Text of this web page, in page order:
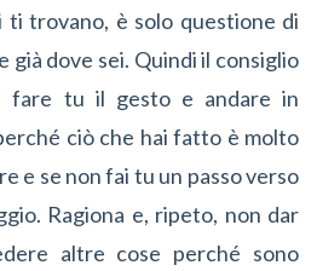
ti trovano, è solo questione di
già dove sei. Quindi il consiglio
fare tu il gesto e andare in
ciò che hai fatto è molto
e se non fai tu un passo verso
Ragiona e, ripeto, non dar
altre cose perché sono